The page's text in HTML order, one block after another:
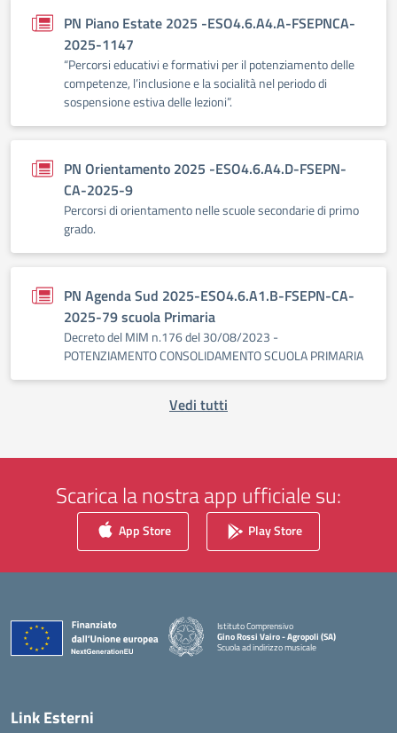
PN Piano Estate 2025 -ESO4.6.A4.A-FSEPNCA-
2025-1147
“Percorsi educativi e formativi per il potenziamento delle
competenze, l’inclusione e la socialità nel periodo di
sospensione estiva delle lezioni”.
PN Orientamento 2025 -ESO4.6.A4.D-FSEPN-
CA-2025-9
Percorsi di orientamento nelle scuole secondarie di primo
grado.
PN Agenda Sud 2025-ESO4.6.A1.B-FSEPN-CA-
2025-79 scuola Primaria
Decreto del MIM n.176 del 30/08/2023 -
POTENZIAMENTO CONSOLIDAMENTO SCUOLA PRIMARIA
Vedi tutti
Scarica la nostra app ufficiale su:
App Store Play Store
Istituto Comprensivo
Gino Rossi Vairo - Agropoli (SA)
Scuola ad indirizzo musicale
Link Esterni